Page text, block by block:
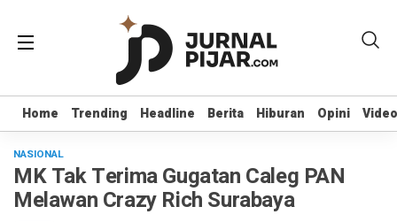
Home Trending Headline Berita Hiburan Opini Video
Home Trending Headline Berita Hiburan Opini Video
NASIONAL
MK Tak Terima Gugatan Caleg PAN
Melawan Crazy Rich Surabaya